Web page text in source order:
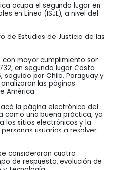
ocupa el segundo lugar en
en Línea (ISJL), a nivel del
de Estudios de Justicia de las
con mayor cumplimiento son
en segundo lugar Costa
seguido por Chile, Paraguay y
las páginas
América.
la página electrónica del
como una buena práctica, ya
los sitios electrónicos y la
usuarias a resolver
consideraron cuatro
de respuesta, evolución de